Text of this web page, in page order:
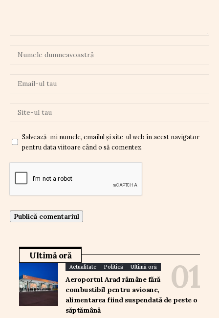
Salvează-mi numele, emailul și site-ul web în acest navigator
pentru data viitoare când o să comentez.
Ultimă oră
Actualitate Politică Ultimă oră
Aeroportul Arad rămâne fără
combustibil pentru avioane,
alimentarea fiind suspendată de peste o
săptămână